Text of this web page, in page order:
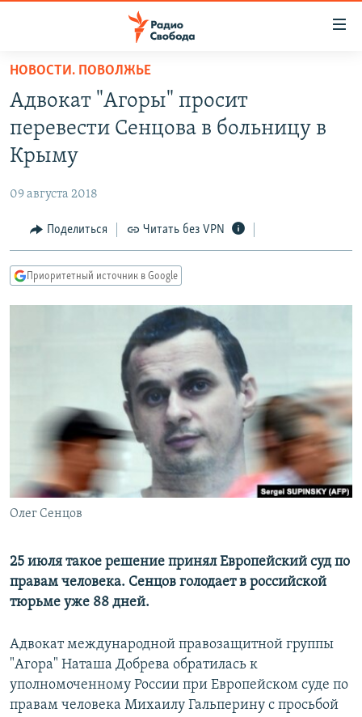
упрощенного
доступа
основному
Вернутся
Вернутся
ПОДКАСТЫ
АВТОРСКИЕ ПРОЕКТЫ
МНЕНИЯ
КУЛЬТУРА
КАВКАЗ.РЕАЛИИ
РАСПИСАНИЕ ВЕЩАНИЯ
ПОДПИШИТЕСЬ НА РАССЫЛКУ
СОЦИАЛЬНЫЕ СЕТИ
Все сайты РСЕ/РС
НОВОСТИ. ПОВОЛЖЬЕ
Адвокат "Агоры" просит
перевести Сенцова в больницу в
Крыму
09 августа 2018
Поделиться Читать без VPN
Приоритетный источник в Google
Олег Сенцов
25 июля такое решение принял Европейский суд по
правам человека. Сенцов голодает в российской
тюрьме уже 88 дней.
Адвокат международной правозащитной группы
"Агора" Наташа Добрева обратилась к
уполномоченному России при Европейском суде по
правам человека Михаилу Гальперину с просьбой